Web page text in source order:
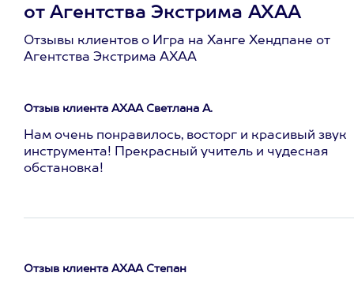
от Агентства Экстрима АХАА
Отзывы клиентов о Игра на Ханге Хендпане от
Агентства Экстрима АХАА
Отзыв клиента АХАА Светлана А.
Нам очень понравилось, восторг и красивый звук
инструмента! Прекрасный учитель и чудесная
обстановка!
Отзыв клиента АХАА Степан